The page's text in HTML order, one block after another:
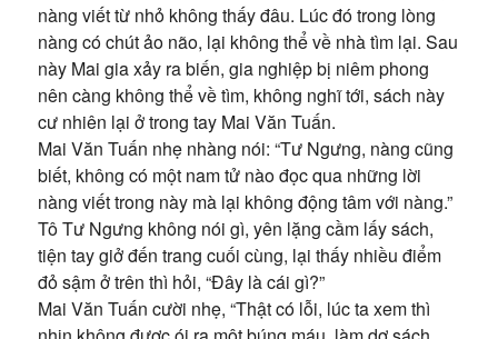
nàng viết từ nhỏ không thấy đâu. Lúc đó trong lòng
nàng có chút ảo não, lại không thể về nhà tìm lại. Sau
này Mai gia xảy ra biến, gia nghiệp bị niêm phong
nên càng không thể về tìm, không nghĩ tới, sách này
cư nhiên lại ở trong tay Mai Văn Tuấn.
Mai Văn Tuấn nhẹ nhàng nói: “Tư Ngưng, nàng cũng
biết, không có một nam tử nào đọc qua những lời
nàng viết trong này mà lại không động tâm với nàng.”
Tô Tư Ngưng không nói gì, yên lặng cầm lấy sách,
tiện tay giở đến trang cuối cùng, lại thấy nhiều điểm
đỏ sậm ở trên thì hỏi, “Đây là cái gì?”
Mai Văn Tuấn cười nhẹ, “Thật có lỗi, lúc ta xem thì